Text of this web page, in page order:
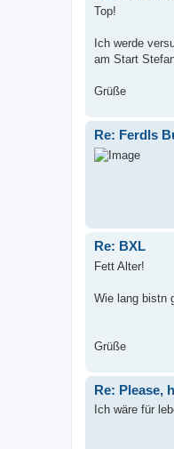
Top!
Ich werde
am Start
Grüße
Re: Ferdls
Re: BXL
Fett Alter!
Wie lang bistn
Grüße
Re: Please,
Ich wäre für